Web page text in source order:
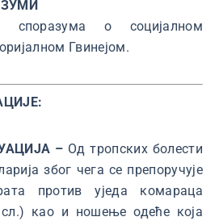
споразума о социјалном
Гвинејом.
– Од тропских болести
због чега се препоручује
против уједа комараца
као и ношење одеће која